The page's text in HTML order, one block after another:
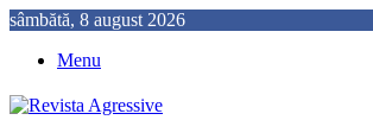
sâmbătă, 8 august 2026
Menu